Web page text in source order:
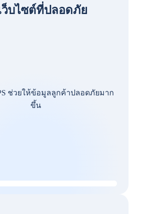
ว็บไซต์ที่ปลอดภัย
ช่วยให้ข้อมูลลูกค้าปลอดภัยมาก
ขึ้น